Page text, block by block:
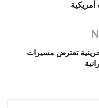
تعترض مسيرات